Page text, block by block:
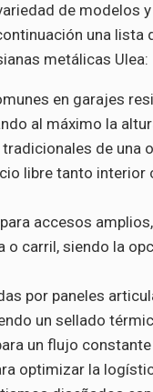
de modelos
una lista
metálicas Ulea:
en garajes
al máximo la
de una
libre tanto interior
accesos
o carril, siendo la
por paneles
un sellado
un flujo
optimizar la